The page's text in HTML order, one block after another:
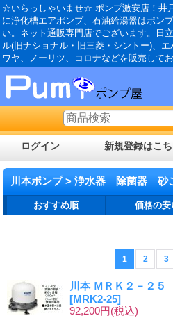
☆いらっしゃいませ☆ ポンプ激安店！井
に浄化槽エアポンプ、石油給湯器はポン
い。ネット通販専門店でございます。日
ル(旧ナショナル・旧三菱・シントー)、
ワヤ、ノーリツ、コロナなどを販売してお
ログイン 新規登録はこ
川本ポンプ > 浄水器 除菌器
おすすめ順 価格の安
1 2 3
川本 ＭＲＫ２－２
[MRK2-25]
92,200円(税込)